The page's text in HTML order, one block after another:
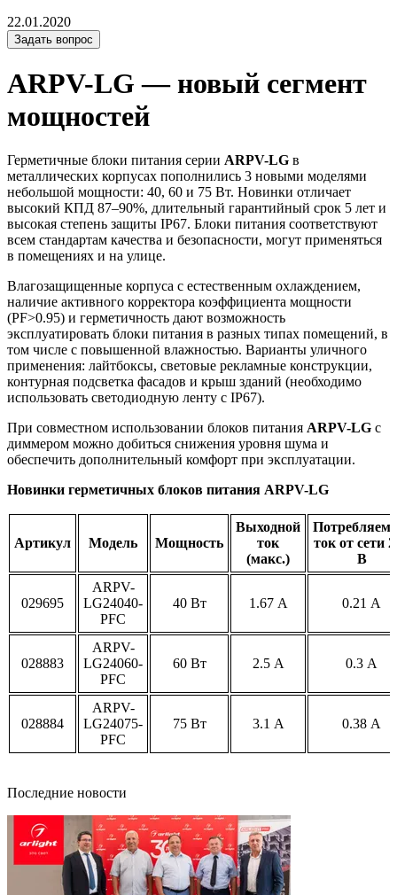
22.01.2020
Задать вопрос
ARPV-LG — новый сегмент
мощностей
Герметичные блоки питания серии ARPV-LG в
металлических корпусах пополнились 3 новыми моделями
небольшой мощности: 40, 60 и 75 Вт. Новинки отличает
высокий КПД 87–90%, длительный гарантийный срок 5 лет и
высокая степень защиты IP67. Блоки питания соответствуют
всем стандартам качества и безопасности, могут применяться
в помещениях и на улице.
Влагозащищенные корпуса с естественным охлаждением,
наличие активного корректора коэффициента мощности
(PF>0.95) и герметичность дают возможность
эксплуатировать блоки питания в разных типах помещений, в
том числе с повышенной влажностью. Варианты уличного
применения: лайтбоксы, световые рекламные конструкции,
контурная подсветка фасадов и крыш зданий (необходимо
использовать светодиодную ленту с IP67).
При совместном использовании блоков питания ARPV-LG с
диммером можно добиться снижения уровня шума и
обеспечить дополнительный комфорт при эксплуатации.
Новинки герметичных блоков питания ARPV-LG
Артикул Модель Мощность
Выходной
ток
(макс.)
ток от сети
В
029695
ARPV-
LG24040-
PFC
40 Вт 1.67 А 0.21 А
028883
ARPV-
LG24060-
PFC
60 Вт 2.5 А 0.3 А
028884
ARPV-
LG24075-
PFC
75 Вт 3.1 А 0.38 А
Последние новости